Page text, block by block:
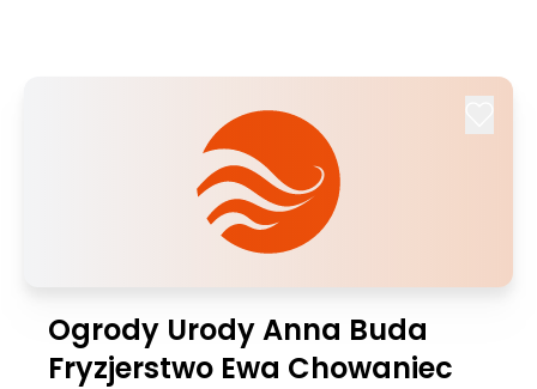
Ogrody Urody Anna Buda
Fryzjerstwo Ewa Chowaniec